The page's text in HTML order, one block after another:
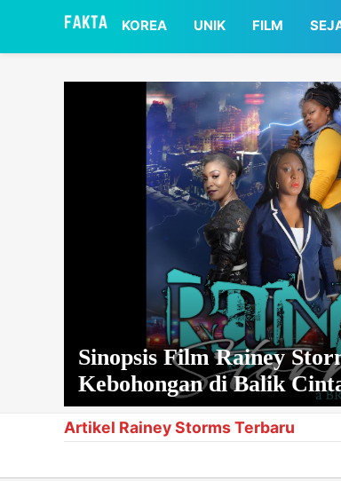
KOREA UNIK FILM
Sinopsis Film Rainey
Kebohongan di Balik
Artikel Rainey Storms Terbaru